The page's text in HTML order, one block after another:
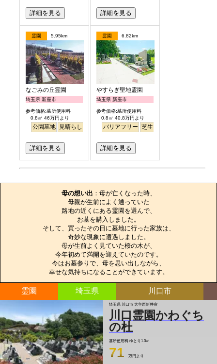
詳細を見る 詳細を見る
霊園 5.95km
なごみの丘霊園
埼玉県 新座市
参考価格:墓所使用料
0.8㎡ 46万円より
公園墓地 見晴らし・眺望 バリアフリー 平坦
詳細を見る
霊園 6.82km
やすらぎ聖地霊園
埼玉県 新座市
参考価格:墓所使用料
0.8㎡ 40.8万円より
バリアフリー 芝生
詳細を見る
母の想い出 ：母が亡くなった時、
母親が生前によく通っていた
路地の近くにある霊園を選んで、
お墓を購入しました。
そして、買ったその日に墓地に行った家族は、
奇妙な現象に遭遇しました。
母が生前よく見ていた桜の木が、
今年初めて満開を迎えていたのです。
今はお墓参りで、母を思い出しながら、
幸せな気持ちになることができています。
霊園 埼玉県 川口市
埼玉県 川口市 大字西新井宿
川口霊園かわぐち
の杜
墓所使用料 ゆとり1.0㎡
71 万円より